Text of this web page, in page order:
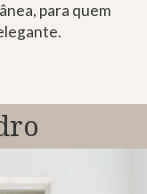
para quem